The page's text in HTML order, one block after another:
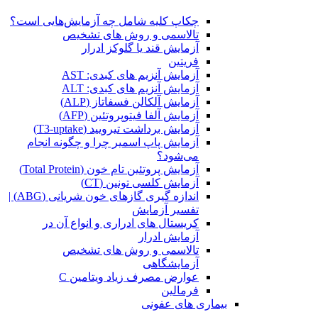
چکاپ کلیه شامل چه آزمایش‌هایی است؟
تالاسمی و روش های تشخیص
آزمایش قند یا گلوکز ادرار
فریتین
آزمایش آنزیم های کبدی: AST
آزمایش آنزیم های کبدی: ALT
آزمایش آلکالن فسفاتاز (ALP)
آزمایش آلفا فیتوپروتئین (AFP)
آزمایش برداشت تیرویید (T3-uptake)
آزمایش پاپ اسمیر چرا و چگونه انجام
می‌شود؟
آزمایش پروتئین تام خون (Total Protein)
آزمایش کلسی تونین (CT)
اندازه گیری گازهای خون شریانی (ABG) |
تفسیر آزمایش
کریستال ‌های ادراری و انواع آن در
آزمایش ادرار
تالاسمی و روش های تشخیص
آزمایشگاهی
عوارض مصرف زیاد ویتامین C
فرمالین
بیماری های عفونی